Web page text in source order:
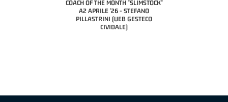
COACH OF THE MONTH "SLIMSTOCK"
A2 APRILE '26 - STEFANO
PILLASTRINI (UEB GESTECO
CIVIDALE)